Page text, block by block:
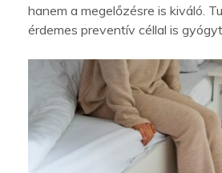
hanem a megelőzésre is kiváló.
érdemes preventív céllal is